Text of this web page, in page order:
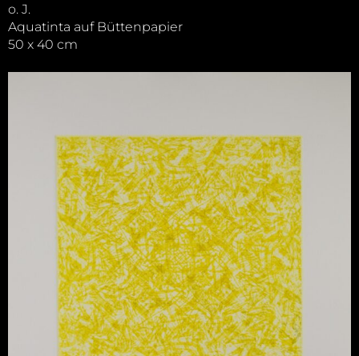
o. J.
Aquatinta auf Büttenpapier
50 x 40 cm